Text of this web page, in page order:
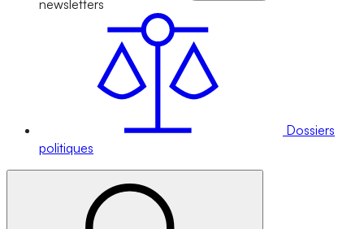
newsletters
Dossiers
politiques